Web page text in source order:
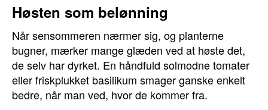
Høsten som belønning
Når sensommeren nærmer sig, og planterne
bugner, mærker mange glæden ved at høste det,
de selv har dyrket. En håndfuld solmodne tomater
eller friskplukket basilikum smager ganske enkelt
bedre, når man ved, hvor de kommer fra.